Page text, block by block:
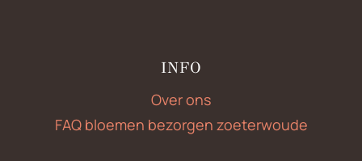
INFO
Over ons
FAQ bloemen bezorgen zoeterwoude